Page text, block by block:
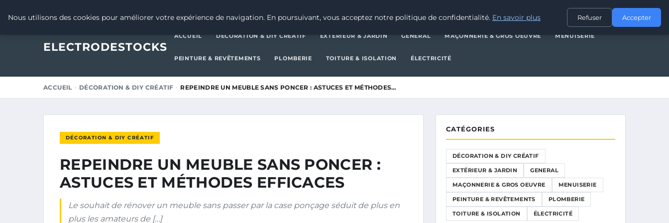
MAÇONNERIE & GROS OEUVRE
ELECTRODESTOCKS
ACCUEIL DÉCORATION & DIY CRÉATIF EXTÉRIEUR & JARDIN GENERAL MAÇONNERIE & GROS OEUVRE MENUISERIE
PEINTURE & REVÊTEMENTS PLOMBERIE TOITURE & ISOLATION ÉLECTRICITÉ
ACCUEIL DÉCORATION & DIY CRÉATIF REPEINDRE UN MEUBLE SANS PONCER : ASTUCES ET MÉTHODES…
DÉCORATION & DIY CRÉATIF
REPEINDRE UN MEUBLE SANS PONCER :
ASTUCES ET MÉTHODES EFFICACES
Le souhait de rénover un meuble sans passer par la case ponçage séduit de plus en
plus les amateurs de […]
CATÉGORIES
DÉCORATION & DIY CRÉATIF
EXTÉRIEUR & JARDIN GENERAL
MAÇONNERIE & GROS OEUVRE MENUISERIE
PEINTURE & REVÊTEMENTS PLOMBERIE
TOITURE & ISOLATION ÉLECTRICITÉ
Nous utilisons des cookies pour améliorer votre expérience de navigation. En poursuivant, vous acceptez notre politique de confidentialité. En savoir plus Refuser Accepter